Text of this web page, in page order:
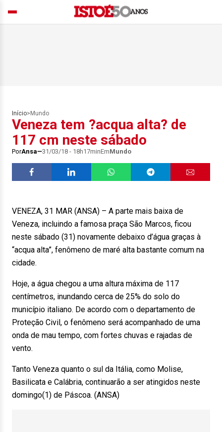
Início> Mundo
Veneza tem ?acqua alta? de
117 cm neste sábado
PorAnsa 31/03/18 - 18h17minEmMundo
VENEZA, 31 MAR (ANSA) – A parte mais baixa de
Veneza, incluindo a famosa praça São Marcos, ficou
neste sábado (31) novamente debaixo d’água graças à
“acqua alta”, fenômeno de maré alta bastante comum na
cidade.
Hoje, a água chegou a uma altura máxima de 117
centímetros, inundando cerca de 25% do solo do
município italiano. De acordo com o departamento de
Proteção Civil, o fenômeno será acompanhado de uma
onda de mau tempo, com fortes chuvas e rajadas de
vento.
Tanto Veneza quanto o sul da Itália, como Molise,
Basilicata e Calábria, continuarão a ser atingidos neste
domingo(1) de Páscoa. (ANSA)